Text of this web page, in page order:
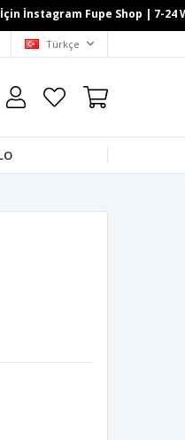
Fupe Shop | 7-24
Türkçe